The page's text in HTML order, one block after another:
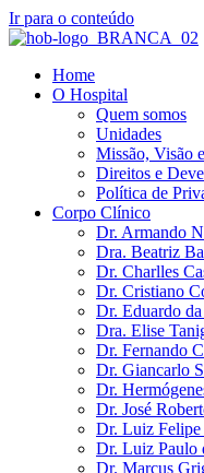
Ir para o conteúdo
Home
O Hospital
Quem somos
Unidades
Missão, Visão
Direitos e
Política de
Corpo Clínico
Dr. Armando
Dra. Beatriz
Dr. Charlles
Dr. Cristiano
Dr. Eduardo
Dra. Elise
Dr. Fernando
Dr. Giancarlo
Dr.
Dr. José
Dr. Luiz Felipe
Dr. Luiz Paulo
Dr. Marcus